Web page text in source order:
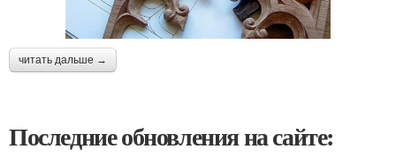
читать дальше →
Последние обновления на сайте: